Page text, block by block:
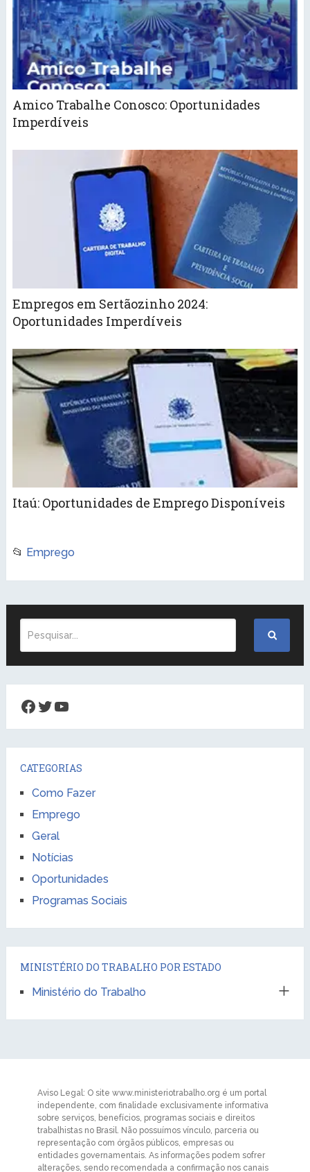
Amico Trabalhe Conosco: Oportunidades
Imperdíveis
Empregos em Sertãozinho 2024:
Oportunidades Imperdíveis
Itaú: Oportunidades de Emprego Disponíveis
📂 Emprego
Facebook
Twitter
Youtube
CATEGORIAS
Como Fazer
Emprego
Geral
Notícias
Oportunidades
Programas Sociais
MINISTÉRIO DO TRABALHO POR ESTADO
Ministério do Trabalho
Aviso Legal: O site www.ministeriotrabalho.org é um portal
independente, com finalidade exclusivamente informativa
sobre serviços, benefícios, programas sociais e direitos
trabalhistas no Brasil. Não possuímos vínculo, parceria ou
representação com órgãos públicos, empresas ou
entidades governamentais. As informações podem sofrer
alterações, sendo recomendada a confirmação nos canais